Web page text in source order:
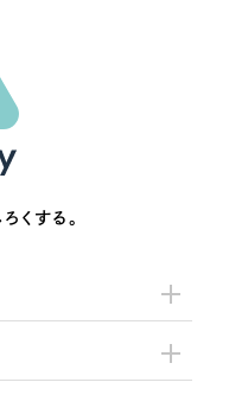
くする。